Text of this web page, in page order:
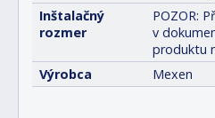
Inštalačný
rozmer
POZOR:
v
produktu
Výrobca
Mexen